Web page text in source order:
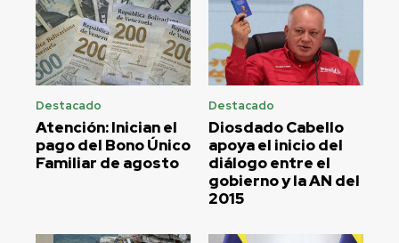
Destacado
Atención: Inician el
pago del Bono Único
Familiar de agosto
Destacado
Diosdado Cabello
apoya el inicio del
diálogo entre el
gobierno y la AN del
2015